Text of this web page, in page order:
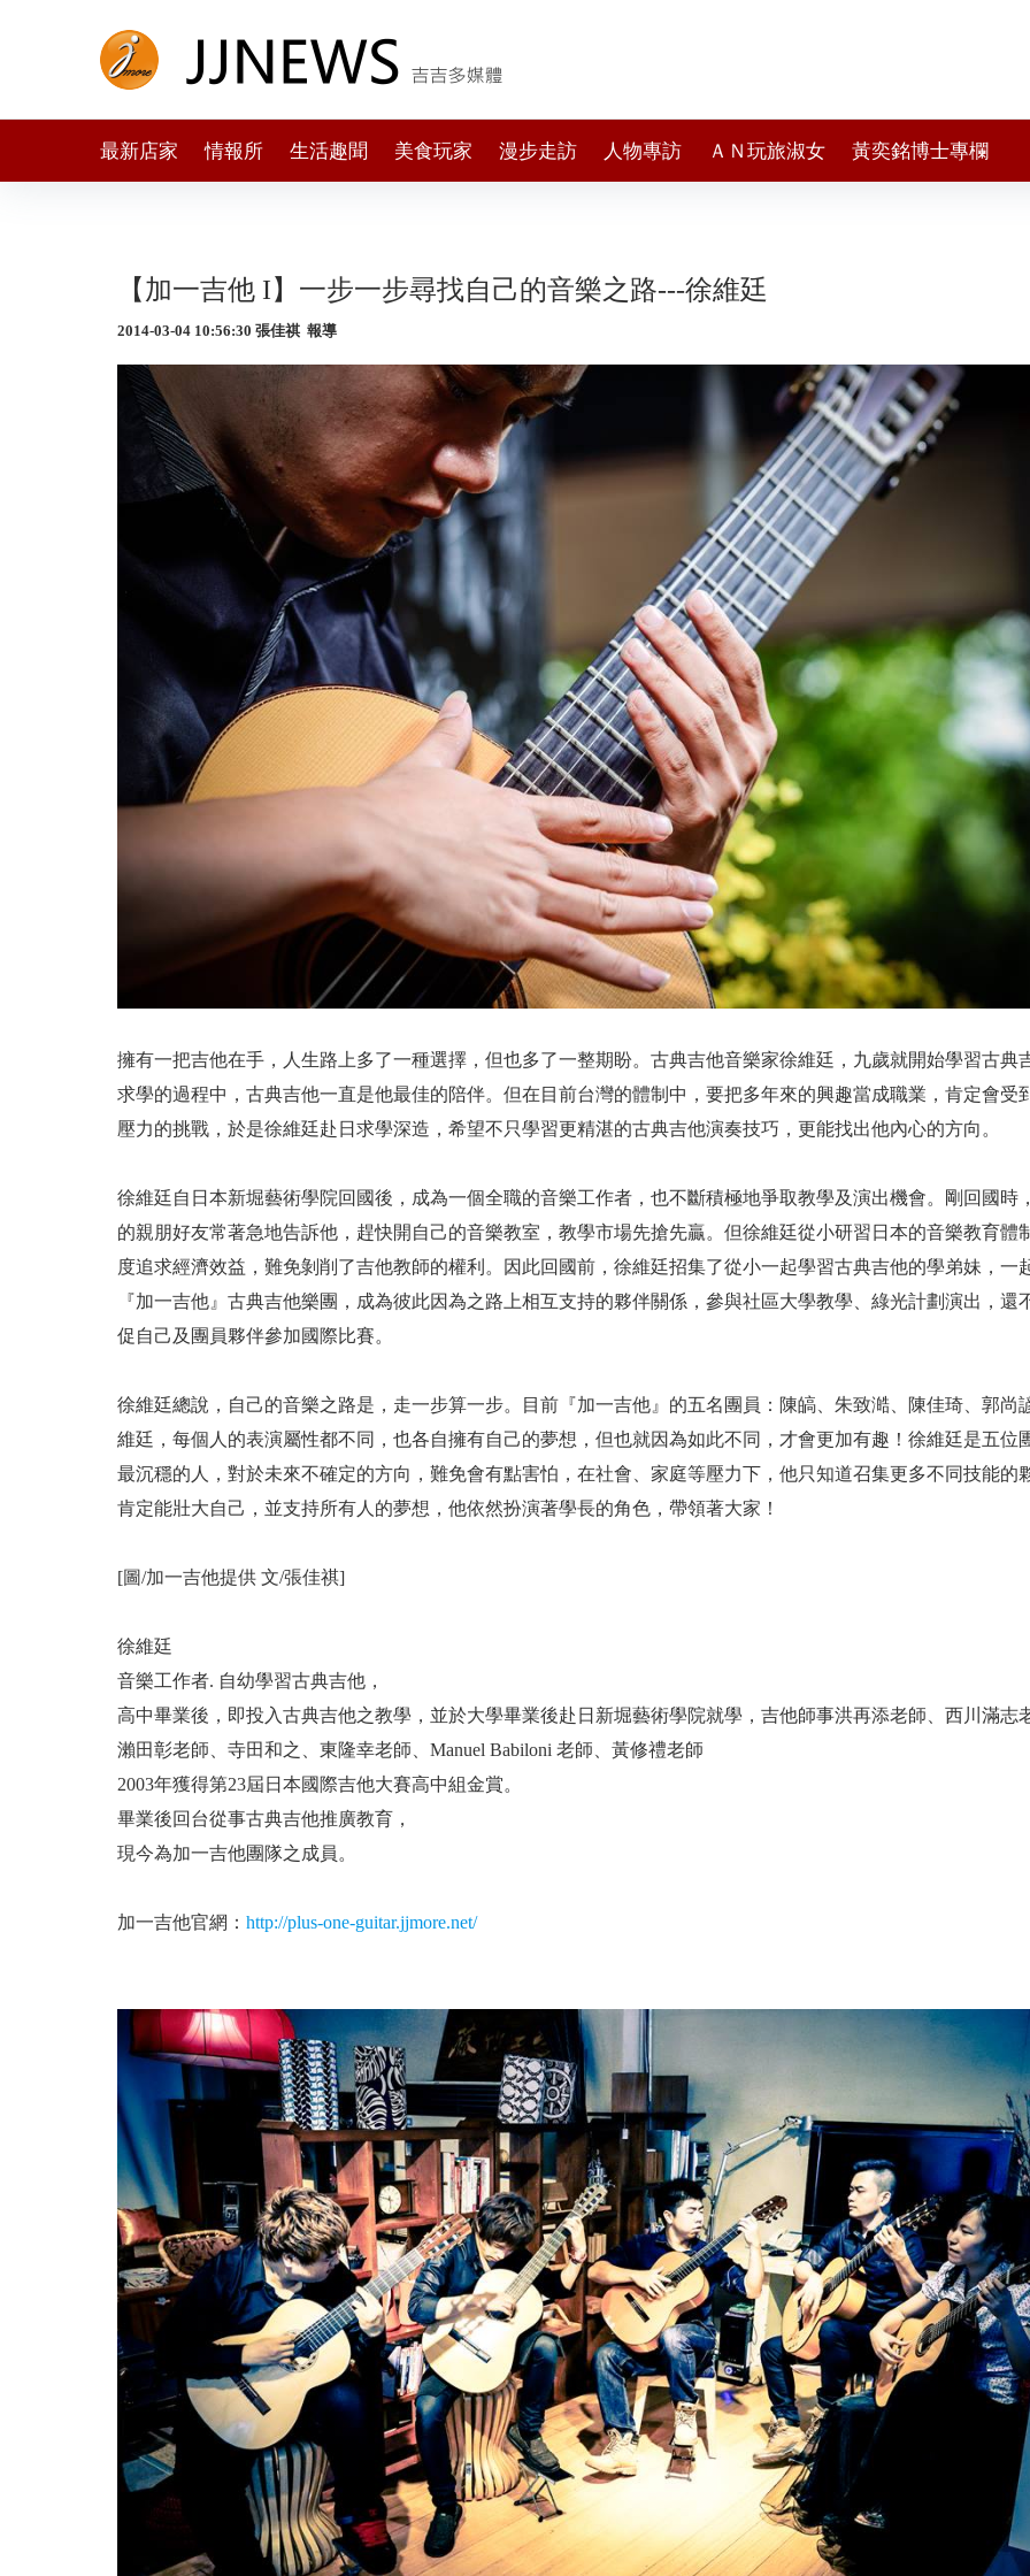
最新店家 情報所 生活趣聞 美食玩家 漫步走訪 人物專訪 ＡＮ玩旅淑女 黃奕銘博士專欄
【加一吉他 I】一步一步尋找自己的音樂之路---徐維廷
2014-03-04 10:56:30 張佳祺 報導
擁有一把吉他在手，人生路上多了一種選擇，但也多了一整期盼。古典吉他音樂家徐維廷，九歲就開始學習古典
求學的過程中，古典吉他一直是他最佳的陪伴。但在目前台灣的體制中，要把多年來的興趣當成職業，肯定會受
壓力的挑戰，於是徐維廷赴日求學深造，希望不只學習更精湛的古典吉他演奏技巧，更能找出他內心的方向。
徐維廷自日本新堀藝術學院回國後，成為一個全職的音樂工作者，也不斷積極地爭取教學及演出機會。剛回國時
的親朋好友常著急地告訴他，趕快開自己的音樂教室，教學市場先搶先贏。但徐維廷從小研習日本的音樂教育體
度追求經濟效益，難免剝削了吉他教師的權利。因此回國前，徐維廷招集了從小一起學習古典吉他的學弟妹，一
『加一吉他』古典吉他樂團，成為彼此因為之路上相互支持的夥伴關係，參與社區大學教學、綠光計劃演出，還
促自己及團員夥伴參加國際比賽。
徐維廷總說，自己的音樂之路是，走一步算一步。目前『加一吉他』的五名團員：陳皜、朱致澔、陳佳琦、郭尚
維廷，每個人的表演屬性都不同，也各自擁有自己的夢想，但也就因為如此不同，才會更加有趣！徐維廷是五位
最沉穩的人，對於未來不確定的方向，難免會有點害怕，在社會、家庭等壓力下，他只知道召集更多不同技能的
肯定能壯大自己，並支持所有人的夢想，他依然扮演著學長的角色，帶領著大家！
[圖/加一吉他提供 文/張佳祺]
徐維廷
音樂工作者. 自幼學習古典吉他，
高中畢業後，即投入古典吉他之教學，並於大學畢業後赴日新堀藝術學院就學，吉他師事洪再添老師、西川滿志
瀨田彰老師、寺田和之、東隆幸老師、Manuel Babiloni 老師、黃修禮老師
2003年獲得第23屆日本國際吉他大賽高中組金賞。
畢業後回台從事古典吉他推廣教育，
現今為加一吉他團隊之成員。
加一吉他官網： http://plus-one-guitar.jjmore.net/